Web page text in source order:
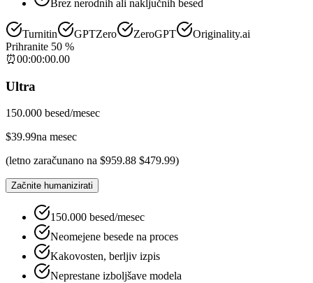
Brez nerodnih ali naključnih besed
Turnitin GPTZero ZeroGPT
Originality.ai
Prihranite 50 %
⏰00:00:00.00
Ultra
150.000 besed/mesec
$39.99na mesec
(letno zaračunano na $959.88 $479.99)
Začnite humanizirati
150.000 besed/mesec
Neomejene besede na proces
Kakovosten, berljiv izpis
Neprestane izboljšave modela